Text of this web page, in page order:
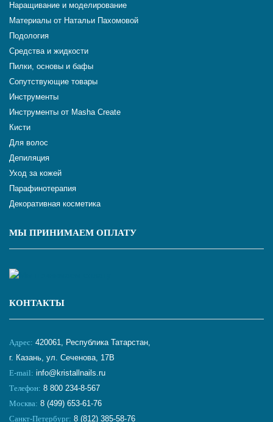
Наращивание и моделирование
Материалы от Натальи Пахомовой
Подология
Средства и жидкости
Пилки, основы и бафы
Сопутствующие товары
Инструменты
Инструменты от Masha Create
Кисти
Для волос
Депиляция
Уход за кожей
Парафинотерапия
Декоративная косметика
МЫ ПРИНИМАЕМ ОПЛАТУ
КОНТАКТЫ
Адрес: 420061, Республика Татарстан,
г. Казань, ул. Сеченова, 17В
E-mail: info@kristallnails.ru
Телефон: 8 800 234-8-567
Москва: 8 (499) 653-61-76
Санкт-Петербург: 8 (812) 385-58-76